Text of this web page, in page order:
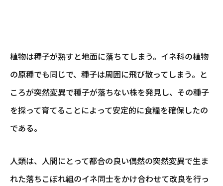
植物は種子が熟すと地面に落ちてしまう。イネ科の植物
の原種でも同じで、種子は周囲に飛び散ってしまう。と
ころが突然変異で種子が落ちない株を発見し、その種子
を採って育てることによって安定的に食糧を確保したの
である。
人類は、人間にとって都合の良い偶然の突然変異で生ま
れた落ちこぼれ組のイネ同士をかけ合わせて改良を行っ